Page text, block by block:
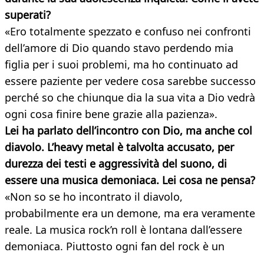
superati?
«Ero totalmente spezzato e confuso nei confronti
dell’amore di Dio quando stavo perdendo mia
figlia per i suoi problemi, ma ho continuato ad
essere paziente per vedere cosa sarebbe successo
perché so che chiunque dia la sua vita a Dio vedrà
ogni cosa finire bene grazie alla pazienza».
Lei ha parlato dell’incontro con Dio, ma anche col
diavolo. L’heavy metal è talvolta accusato, per
durezza dei testi e aggressività del suono, di
essere una musica demoniaca. Lei cosa ne pensa?
«Non so se ho incontrato il diavolo,
probabilmente era un demone, ma era veramente
reale. La musica rock’n roll è lontana dall’essere
demoniaca. Piuttosto ogni fan del rock è un